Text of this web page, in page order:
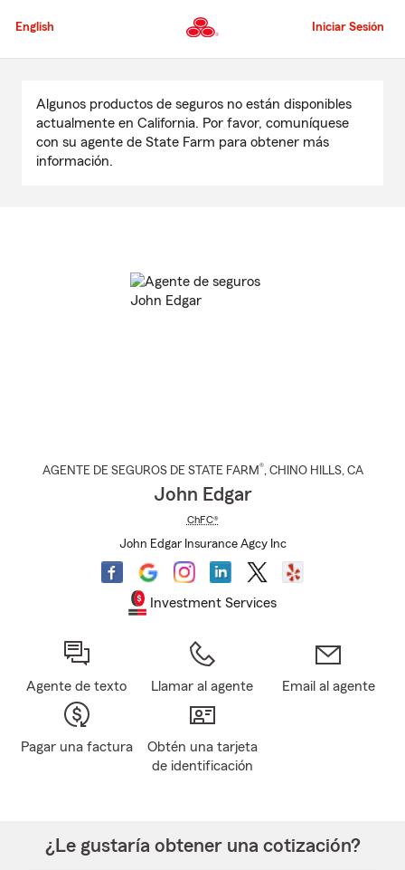
al
principal
English Iniciar Sesión
contenido
principal
Algunos productos de seguros no están disponibles
actualmente en California. Por favor, comuníquese
con su agente de State Farm para obtener más
información.
AGENTE DE SEGUROS DE STATE FARM®, CHINO HILLS, CA
John Edgar
ChFC®
John Edgar Insurance Agcy Inc
Investment Services
Agente de texto Llamar al agente Email al agente
Pagar una factura
Obtén una tarjeta
de identificación
¿Le gustaría obtener una cotización?